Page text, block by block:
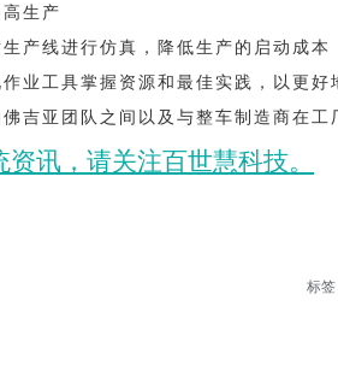
生产
产线进行仿真，降低生产的启动成本
业工具掌握资源和最佳实践，以更好
吉亚团队之间以及与整车制造商在工
讯，请关注百世慧科技。
标签